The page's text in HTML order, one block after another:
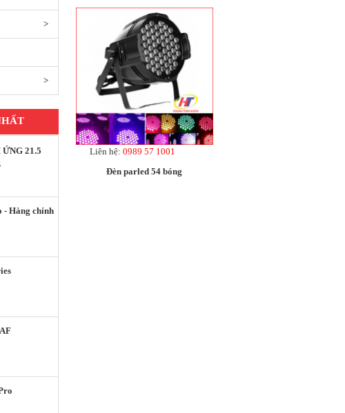
21.5
- Hàng chính
Liên hệ: 0989 57 1001
Đèn parled 54 bóng